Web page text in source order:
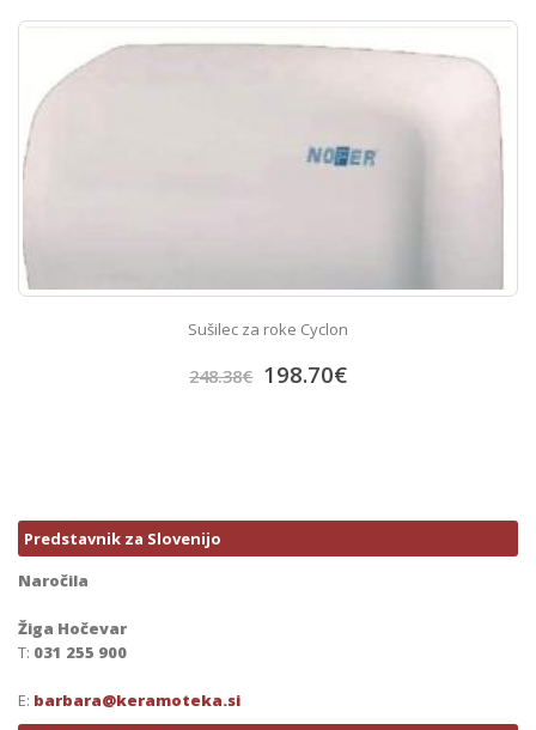
Sušilec za roke Cyclon
248.38€ 198.70€
Predstavnik za Slovenijo
Naročila
Žiga Hočevar
T: 031 255 900
E: barbara@keramoteka.si